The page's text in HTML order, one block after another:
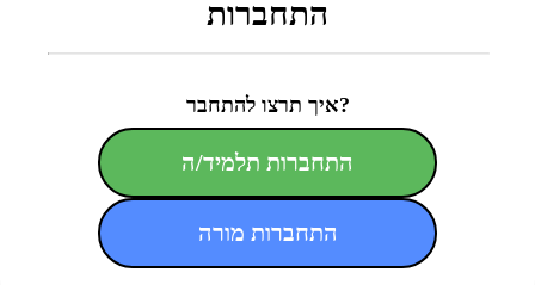
התחברות
איך תרצו להתחבר?
התחברות תלמיד/ה
התחברות מורה